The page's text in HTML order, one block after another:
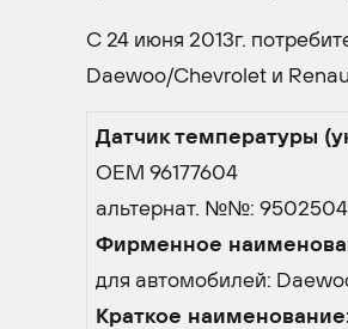
C 24 июня 2013г.
Daewoo/Chevrolet и
Датчик температуры
OEM 96177604
альтернат. №№:
Фирменное
для автомобилей:
Краткое